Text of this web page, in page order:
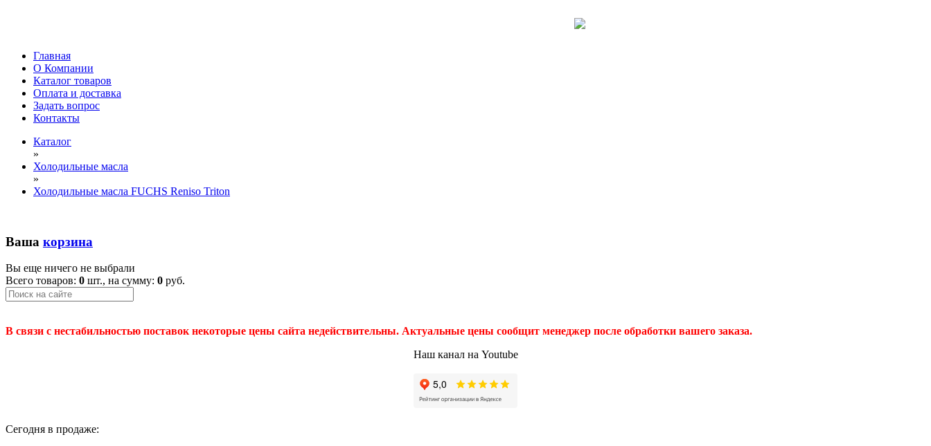
Главная
О Компании
Каталог товаров
Оплата и доставка
Задать вопрос
Контакты
Каталог
»
Холодильные масла
»
Холодильные масла FUCHS Reniso Triton
Ваша корзина
Вы еще ничего не выбрали
Всего товаров: 0 шт., на сумму: 0 руб.
В связи с нестабильностью поставок некоторые цены сайта недействительны. Актуальные цены сообщит менеджер после обработки вашего заказа.
Наш канал на Youtube
Сегодня в продаже: